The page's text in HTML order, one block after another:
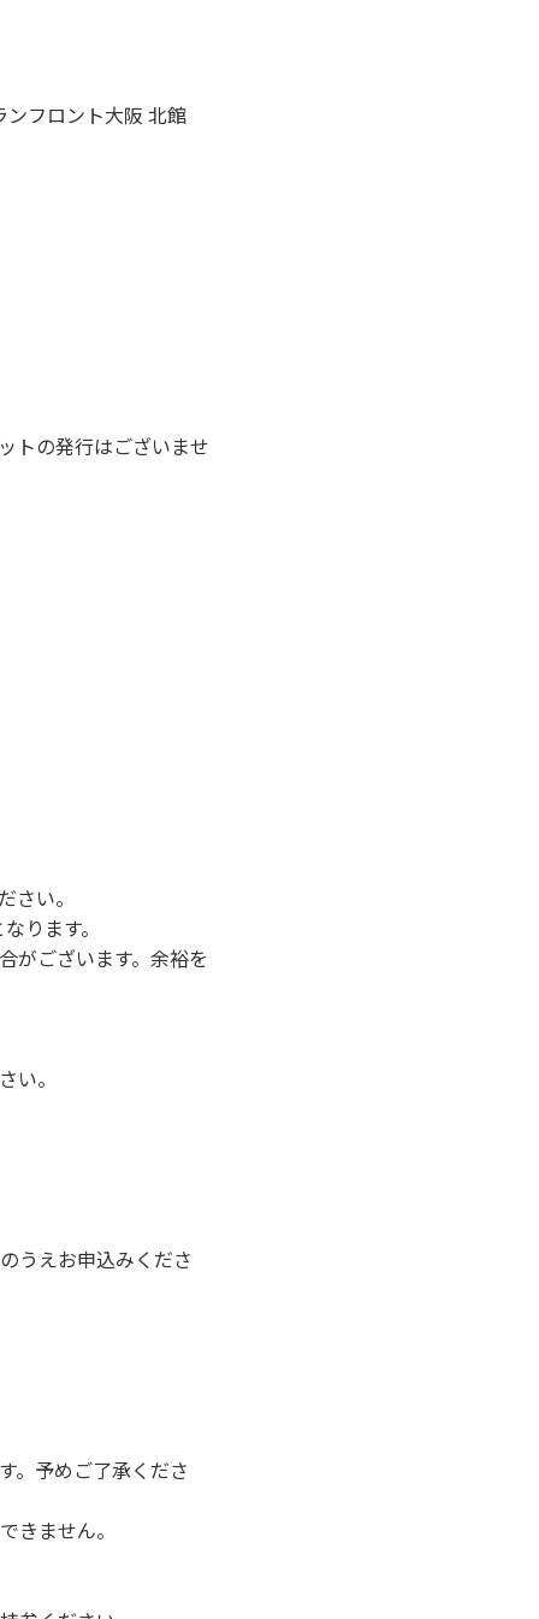
フロント大阪 北館
トの発行はございませ
い。
ります。
がございます。余裕を
い。
うえお申込みくださ
。予めご了承くださ
きません。